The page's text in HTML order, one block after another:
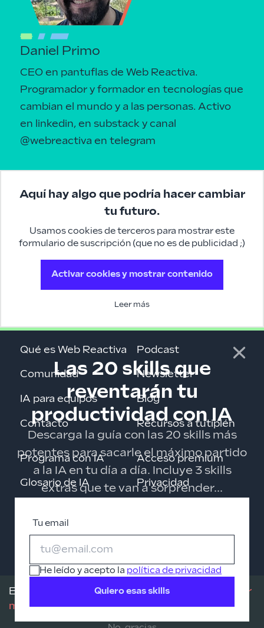
Este sitio utiliza pocas cookies de terceros.
Leer
más
Daniel Primo
CEO en pantuflas de Web Reactiva.
Programador y formador en tecnologías que
cambian el mundo y a las personas. Activo
en linkedin, en substack y canal
@webreactiva en telegram
Aquí hay algo que podría hacer cambiar
tu futuro.
Usamos cookies de terceros para mostrar este
formulario de suscripción (que no es de publicidad ;)
Activar cookies y mostrar contenido
Leer más
Las 20 skills que
reventarán tu
productividad con IA
Descarga la guía con las 20 skills más
potentes para sacarle el máximo partido
a la IA en tu día a día. Incluye 3 skills
extras que te van a sorprender...
Tu email
He leído y acepto la política de privacidad
Quiero esas skills
Qué es Web Reactiva
Comunidad
IA para equipos
Contacto
Podcast
Newsletter
Blog
Recursos a tutiplén
Programa con IA
Glosario de IA
Roadmaps
Changelog
Acceso premium
Privacidad